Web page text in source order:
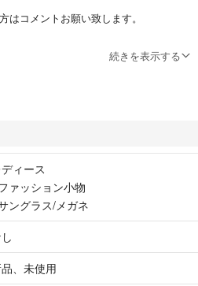
はコメントお願い致します。
ラスです。 フロントの磁石で着脱、開閉
できます。また、ツルが後ろでつながっ
からかけておくことが可能です。アクセ
、使いたい時に磁石を「カチッ」とする
も省けます。
や耳に対する負担が少なく、快適な付け
石で着脱する為、掛けたり外したりが多
【特徴２】 シリコンロープによって首
続きを表示する
ィース
ァッション小物
ングラス/メガネ
、未使用